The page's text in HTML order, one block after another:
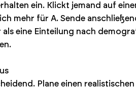
ein. Klickt jemand auf
mehr für A. Sende
eine Einteilung nach
Plane einen